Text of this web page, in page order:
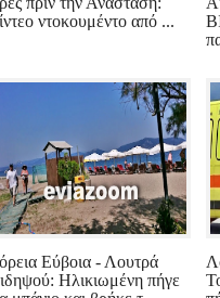
ντοκουμέντο από ...
Εύβοια - Λουτρά
Ηλικιωμένη πήγε